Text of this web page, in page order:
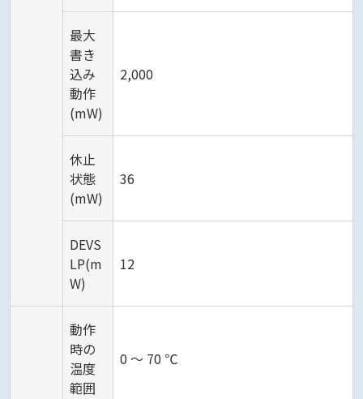
最大
書き
込み
動作
(mW)
2,000
休止
状態
(mW)
36
DEVS
LP(m
W)
12
動作
時の
温度
範囲
0 ～ 70 ℃